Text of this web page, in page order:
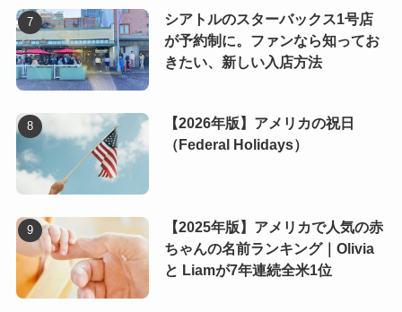
シアトルのスターバックス1号店
が予約制に。ファンなら知ってお
きたい、新しい入店方法
【2026年版】アメリカの祝日
（Federal Holidays）
【2025年版】アメリカで人気の赤
ちゃんの名前ランキング｜Olivia
と Liamが7年連続全米1位